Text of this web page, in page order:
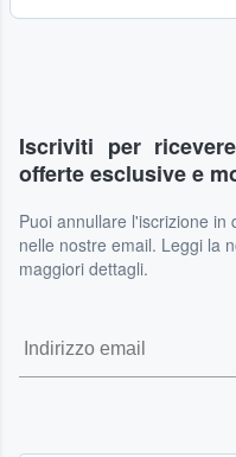
Iscriviti per
offerte esclusive e
Puoi annullare l'iscrizione in
nelle nostre email. Leggi la
maggiori dettagli.